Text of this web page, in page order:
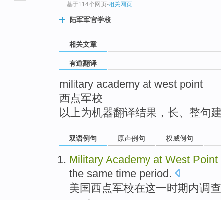
基于114个网页-相关网页
陆军军官学校
相关文章
有道翻译
military academy at west point
西点军校
以上为机器翻译结果，长、整句
双语例句 原声例句 权威例句
Military Academy at West Point
the same time period.
美国西点军校在这一时期内调